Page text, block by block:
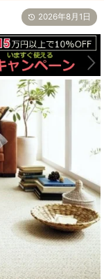
絨
毯
玄
関
マ
ル
型
プ
シ
ョ
ン・
助
部
材
2026年8月1日